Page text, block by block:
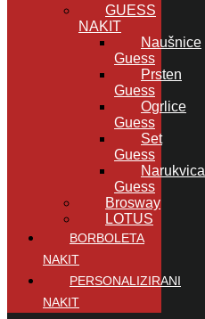
GUESS
NAKIT
Naušnice
Guess
Prsten
Guess
Ogrlice
Guess
Set
Guess
Narukvica
Guess
Brosway
LOTUS
BORBOLETA
NAKIT
PERSONALIZIRANI
NAKIT